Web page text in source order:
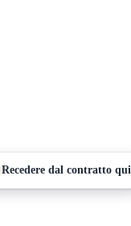
Recedere dal contratto qui